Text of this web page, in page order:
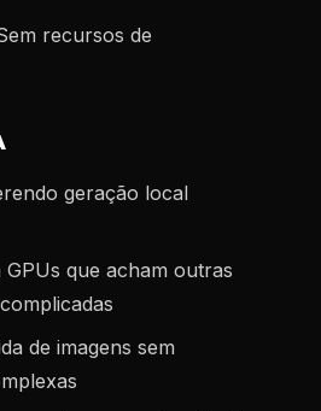
recursos de
geração local
GPUs que acham outras
de imagens sem